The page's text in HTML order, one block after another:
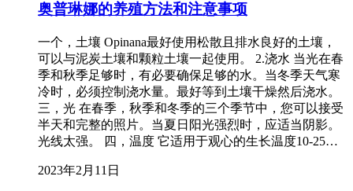
奥普琳娜的养殖方法和注意事项
一个，土壤 Opinana最好使用松散且排水良好的土壤，
可以与泥炭土壤和颗粒土壤一起使用。 2.浇水 当光在春
季和秋季足够时，有必要确保足够的水。当冬季天气寒
冷时，必须控制浇水量。最好等到土壤干燥然后浇水。
三，光 在春季，秋季和冬季的三个季节中，您可以接受
半天和完整的照片。当夏日阳光强烈时，应适当阴影。
光线太强。 四，温度 它适用于观心的生长温度10-25…
2023年2月11日